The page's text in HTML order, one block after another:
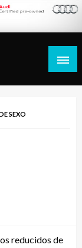
SEXO
reducidos de